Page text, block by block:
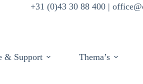
+31 (0)43 30 88 400 |
& Support Thema’s